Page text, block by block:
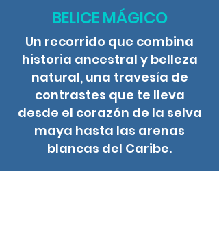
BELICE MÁGICO
Un recorrido que combina
historia ancestral y belleza
natural, una travesía de
contrastes que te lleva
desde el corazón de la selva
maya hasta las arenas
blancas del Caribe.